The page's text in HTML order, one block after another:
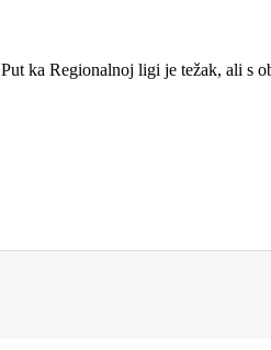
Put ka Regionalnoj ligi je težak, ali s